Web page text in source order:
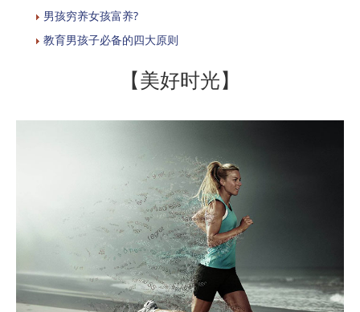
男孩穷养女孩富养?
教育男孩子必备的四大原则
【美好时光】